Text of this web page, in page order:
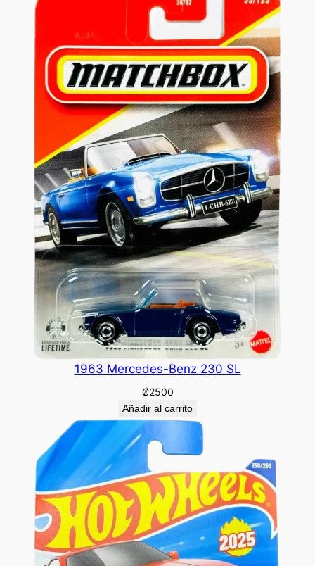
1963 Mercedes-Benz 230 SL
₡2500
Añadir al carrito